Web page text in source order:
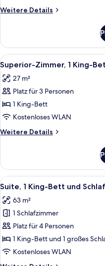
Building)
Weitere Details
Weitere
Zimmer,
1 King-
Bett
(Tower
Building)
Alle
Fotos
für
Superior-
Zimmer,
1 King-
Bett
anzeigen
7
Superior-Zimmer, 1 King-
27 m²
Platz für 3 Personen
1 King-Bett
Kostenloses WLAN
Weitere Details
Weitere
Zimmer,
1 King-
Bett
Alle
Fotos
für
Suite,
1 King-
Bett
und
9
Suite, 1 King-Bett und
63 m²
1 Schlafzimmer
Platz für 4 Personen
1 King-Bett und 1 großes
Kostenloses WLAN